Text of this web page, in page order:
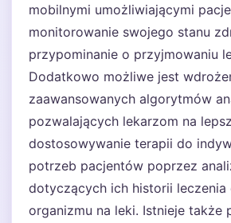
mobilnymi umożliwiającymi
monitorowanie swojego stanu
przypominanie o przyjmowaniu
Dodatkowo możliwe jest
zaawansowanych algorytmów
pozwalających lekarzom na
dostosowywanie terapii do
potrzeb pacjentów poprzez
dotyczących ich historii leczenia
organizmu na leki. Istnieje także